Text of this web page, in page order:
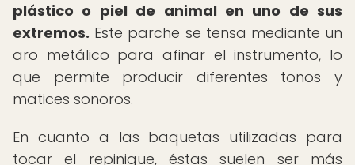
plástico o piel de animal en uno de sus
extremos. Este parche se tensa mediante un
aro metálico para afinar el instrumento, lo
que permite producir diferentes tonos y
matices sonoros.
En cuanto a las baquetas utilizadas para
tocar el repinique, éstas suelen ser más